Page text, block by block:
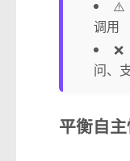
⚠️
调用
问、
平衡自